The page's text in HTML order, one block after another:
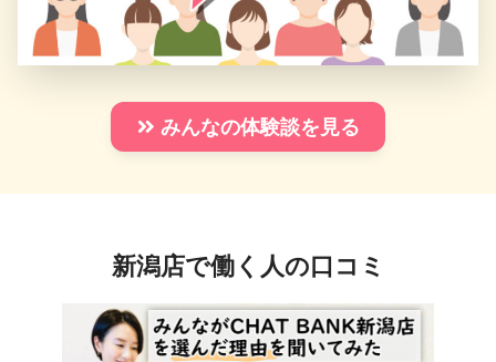
みんなの体験談を見る
新潟店で働く人の口コミ